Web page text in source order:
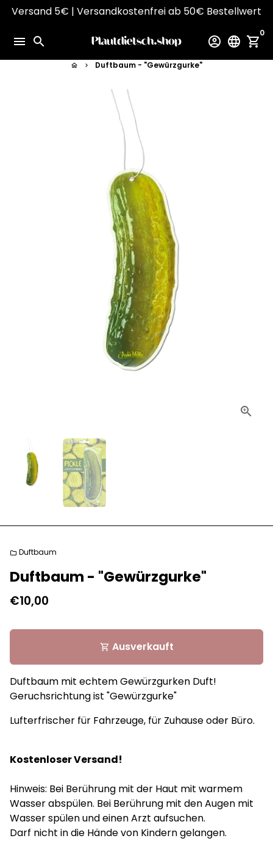
Direkt
Inhalt
Versand 5€ | Versandkostenfrei ab 50€ Bestellwert
menu search account_circle language shopping_cart
0
home keyboard_arrow_right Duftbaum - "Gewürzgurke"
folder Duftbaum
Duftbaum - "Gewürzgurke"
€10,00
shopping_cart Ausverkauft
Duftbaum mit echtem Gewürzgurken Duft!
Geruchsrichtung ist "Gewürzgurke"
Lufterfrischer für Fahrzeuge, für Zuhause oder Büro.
Kostenloser Versand!
Hinweis: Bei Berührung mit der Haut mit warmem
Wasser abspülen. Bei Berührung mit den Augen mit
Wasser spülen und einen Arzt aufsuchen.
Darf nicht in die Hände von Kindern gelangen.